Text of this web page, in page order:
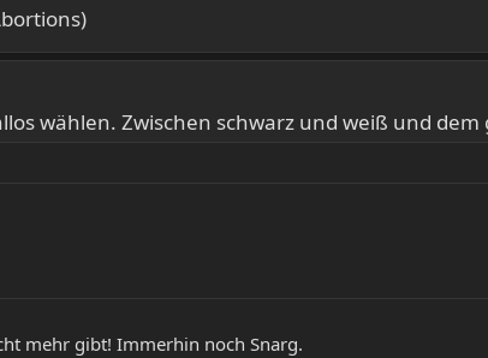
wählen. Zwischen schwarz und weiß und
mehr gibt! Immerhin noch Snarg.